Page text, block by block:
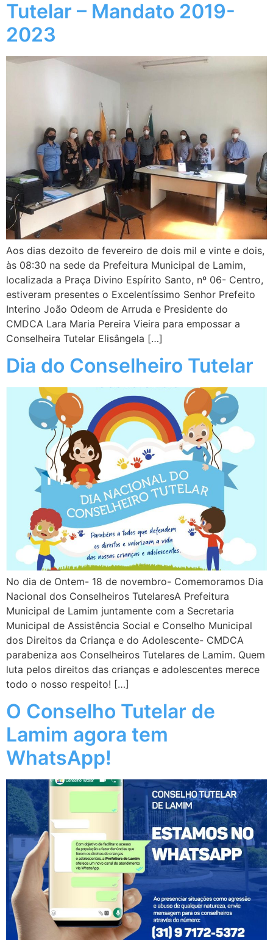
Tutelar – Mandato 2019-
2023
Aos dias dezoito de fevereiro de dois mil e vinte e dois,
às 08:30 na sede da Prefeitura Municipal de Lamim,
localizada a Praça Divino Espírito Santo, nº 06- Centro,
estiveram presentes o Excelentíssimo Senhor Prefeito
Interino João Odeom de Arruda e Presidente do
CMDCA Lara Maria Pereira Vieira para empossar a
Conselheira Tutelar Elisângela […]
Dia do Conselheiro Tutelar
No dia de Ontem- 18 de novembro- Comemoramos Dia
Nacional dos Conselheiros TutelaresA Prefeitura
Municipal de Lamim juntamente com a Secretaria
Municipal de Assistência Social e Conselho Municipal
dos Direitos da Criança e do Adolescente- CMDCA
parabeniza aos Conselheiros Tutelares de Lamim. Quem
luta pelos direitos das crianças e adolescentes merece
todo o nosso respeito! […]
O Conselho Tutelar de
Lamim agora tem
WhatsApp!